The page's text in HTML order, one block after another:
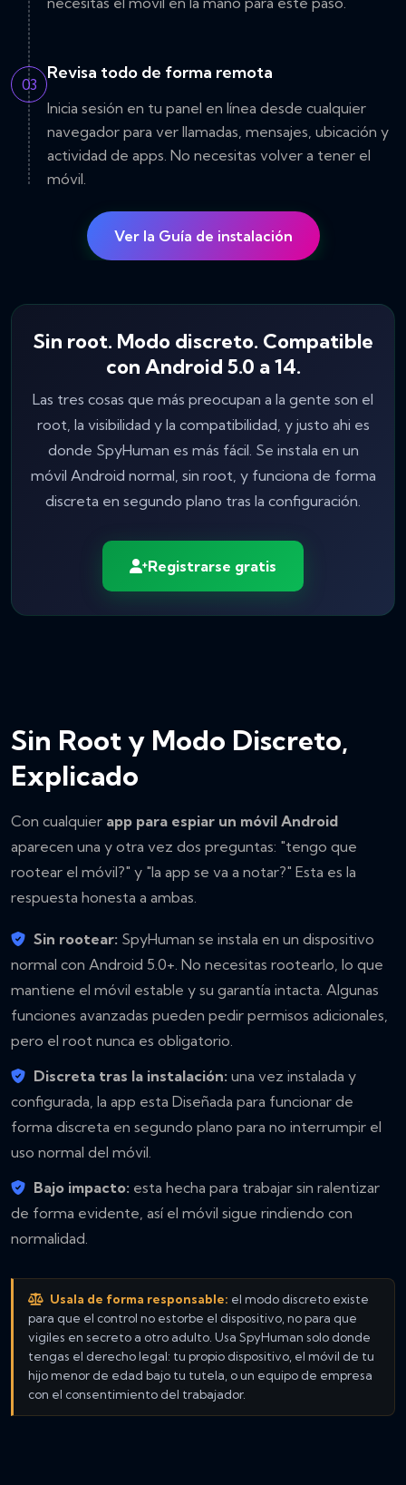
03
Revisa todo de forma remota
Inicia sesión en tu panel en línea desde cualquier
navegador para ver llamadas, mensajes, ubicación y
actividad de apps. No necesitas volver a tener el
móvil.
Ver la Guía de instalación
Sin root. Modo discreto. Compatible
con Android 5.0 a 14.
Las tres cosas que más preocupan a la gente son el
root, la visibilidad y la compatibilidad, y justo ahi es
donde SpyHuman es más fácil. Se instala en un
móvil Android normal, sin root, y funciona de forma
discreta en segundo plano tras la configuración.
Registrarse gratis
Sin Root y Modo Discreto,
Explicado
Con cualquier app para espiar un móvil Android
aparecen una y otra vez dos preguntas: "tengo que
rootear el móvil?" y "la app se va a notar?" Esta es la
respuesta honesta a ambas.
Sin rootear: SpyHuman se instala en un dispositivo
normal con Android 5.0+. No necesitas rootearlo, lo que
mantiene el móvil estable y su garantía intacta. Algunas
funciones avanzadas pueden pedir permisos adicionales,
pero el root nunca es obligatorio.
Discreta tras la instalación: una vez instalada y
configurada, la app esta Diseñada para funcionar de
forma discreta en segundo plano para no interrumpir el
uso normal del móvil.
Bajo impacto: esta hecha para trabajar sin ralentizar
de forma evidente, así el móvil sigue rindiendo con
normalidad.
Usala de forma responsable: el modo discreto existe
para que el control no estorbe el dispositivo, no para que
vigiles en secreto a otro adulto. Usa SpyHuman solo donde
tengas el derecho legal: tu propio dispositivo, el móvil de tu
hijo menor de edad bajo tu tutela, o un equipo de empresa
con el consentimiento del trabajador.